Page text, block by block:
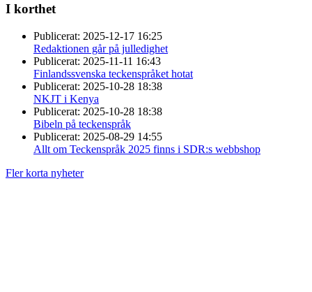
I korthet
Publicerat: 2025-12-17 16:25
Redaktionen går på julledighet
Publicerat: 2025-11-11 16:43
Finlandssvenska teckenspråket hotat
Publicerat: 2025-10-28 18:38
NKJT i Kenya
Publicerat: 2025-10-28 18:38
Bibeln på teckenspråk
Publicerat: 2025-08-29 14:55
Allt om Teckenspråk 2025 finns i SDR:s webbshop
Fler korta nyheter